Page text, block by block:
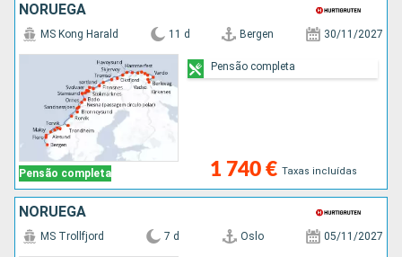
NORUEGA
Pensão completa
MS Kong Harald 11 d Bergen 30/11/2027
1 740 € Taxas incluídas
Pensão completa
NORUEGA
MS Trollfjord 7 d Oslo 05/11/2027